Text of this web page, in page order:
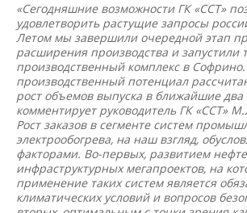
«Сегодняшние возможности ГК «ССТ»
удовлетворить растущие запросы
Летом мы завершили очередной этап
расширения производства и запустили
производственный комплекс в
производственный потенциал
рост объемов выпуска в ближайшие два
комментирует руководитель ГК «ССТ»
Рост заказов в сегменте систем
электрообогрева, на наш взгляд,
факторами. Во-первых, развитием
инфраструктурных мегапроектов, на
применение таких систем является
климатических условий и вопросов